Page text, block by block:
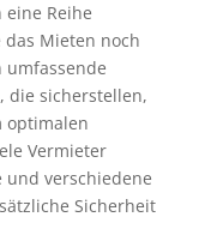
Reihe
Mieten noch
umfassende
die sicherstellen,
optimalen
Vermieter
verschiedene
Sicherheit